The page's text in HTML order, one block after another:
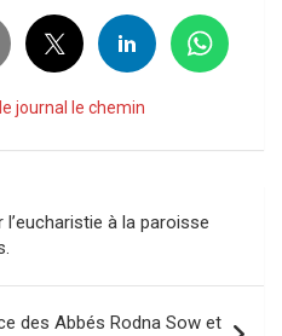
le journal le chemin
à la paroisse
des Abbés Rodna Sow et